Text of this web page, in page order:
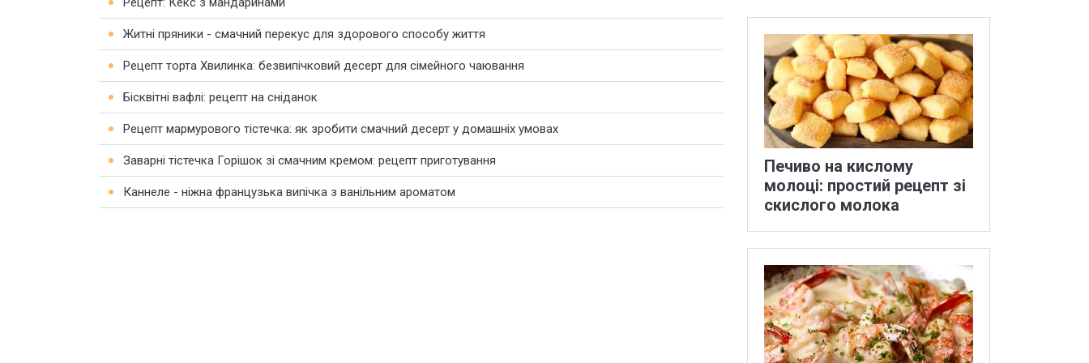
Житні пряники - смачний перекус для здорового способу життя
Рецепт торта Хвилинка: безвипічковий десерт для сімейного чаювання
Бісквітні вафлі: рецепт на сніданок
Рецепт мармурового тістечка: як зробити смачний десерт у домашніх умовах
Заварні тістечка Горішок зі смачним кремом: рецепт приготування
Каннеле - ніжна французька випічка з ванільним ароматом
Печиво на кислому
молоці: простий рецепт зі
скислого молока